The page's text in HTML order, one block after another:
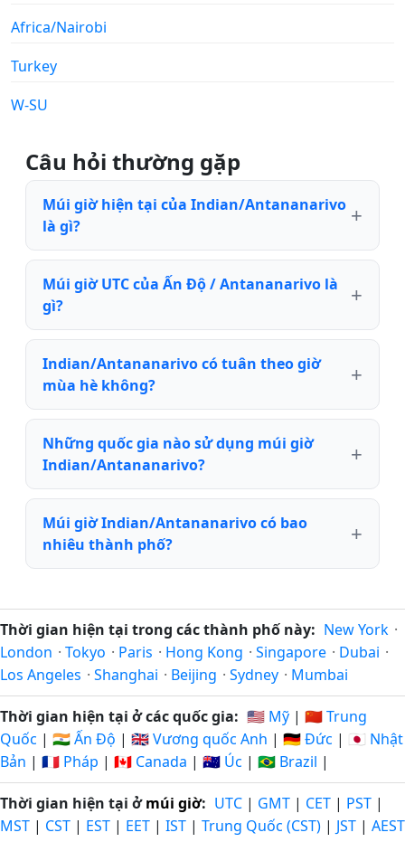
Africa/Nairobi
Turkey
W-SU
Câu hỏi thường gặp
Múi giờ hiện tại của Indian/Antananarivo
là gì?
Múi giờ UTC của Ấn Độ / Antananarivo là
gì?
Indian/Antananarivo có tuân theo giờ
mùa hè không?
Những quốc gia nào sử dụng múi giờ
Indian/Antananarivo?
Múi giờ Indian/Antananarivo có bao
nhiêu thành phố?
Thời gian hiện tại trong các thành phố này: New York ·
London · Tokyo · Paris · Hong Kong · Singapore · Dubai ·
Los Angeles · Shanghai · Beijing · Sydney · Mumbai
Thời gian hiện tại ở các quốc gia: 🇺🇸 Mỹ | 🇨🇳 Trung
Quốc | 🇮🇳 Ấn Độ | 🇬🇧 Vương quốc Anh | 🇩🇪 Đức | 🇯🇵 Nhật
Bản | 🇫🇷 Pháp | 🇨🇦 Canada | 🇦🇺 Úc | 🇧🇷 Brazil |
Thời gian hiện tại ởmúi giờ: UTC | GMT | CET | PST |
MST | CST | EST | EET | IST | Trung Quốc (CST) | JST | AEST